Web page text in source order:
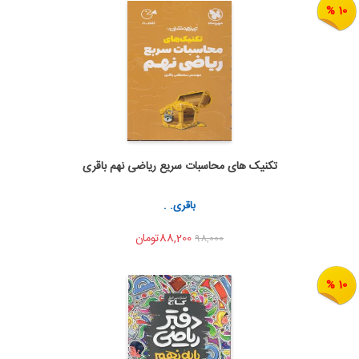
10 %
به من اطلاع بده
اشتراک گذاری
تکنیک های محاسبات سریع ریاضی نهم باقری
باقری. .
98,000
10 %